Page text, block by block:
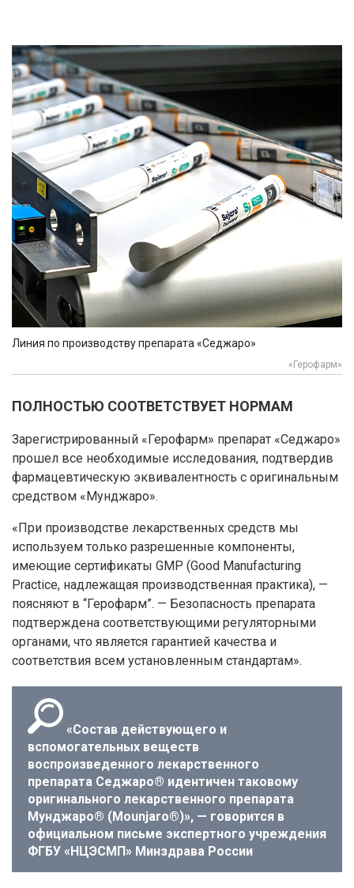
Линия по производству препарата «Седжаро»
«Герофарм»
ПОЛНОСТЬЮ СООТВЕТСТВУЕТ НОРМАМ
Зарегистрированный «Герофарм» препарат «Седжаро»
прошел все необходимые исследования, подтвердив
фармацевтическую эквивалентность с оригинальным
средством «Мунджаро».
«При производстве лекарственных средств мы
используем только разрешенные компоненты,
имеющие сертификаты GMP (Good Manufacturing
Practice, надлежащая производственная практика), —
поясняют в “Герофарм”. — Безопасность препарата
подтверждена соответствующими регуляторными
органами, что является гарантией качества и
соответствия всем установленным стандартам».
«Состав действующего и
вспомогательных веществ
воспроизведенного лекарственного
препарата Седжаро® идентичен таковому
оригинального лекарственного препарата
Мунджаро® (Mounjaro®)», — говорится в
официальном письме экспертного учреждения
ФГБУ «НЦЭСМП» Минздрава России